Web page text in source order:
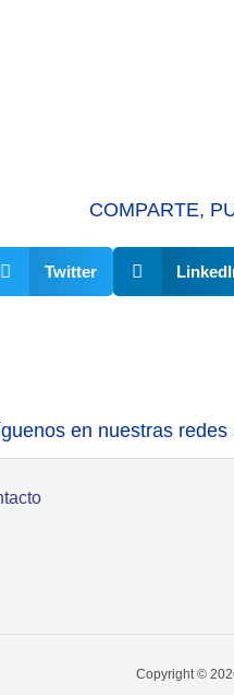
COMPARTE,
Twitter
en nuestras
Copyright ©